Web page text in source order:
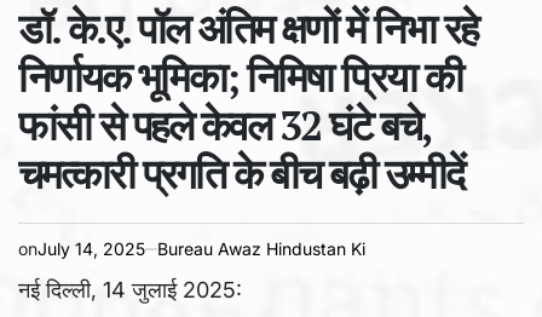
read
time
IN
डॉ. के.ए. पॉल अंतिम क्षणों में निभा रहे
निर्णायक भूमिका; निमिषा प्रिया की
फांसी से पहले केवल 32 घंटे बचे,
चमत्कारी प्रगति के बीच बढ़ी उम्मीदें
onJuly 14, 2025 Bureau Awaz Hindustan Ki
नई दिल्ली, 14 जुलाई 2025: